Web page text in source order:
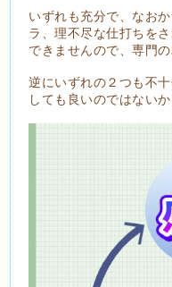
いずれも充分で、なお
ラ、理不尽な仕打ちを
できませんので、専門
逆にいずれの２つも不
しても良いのではないか